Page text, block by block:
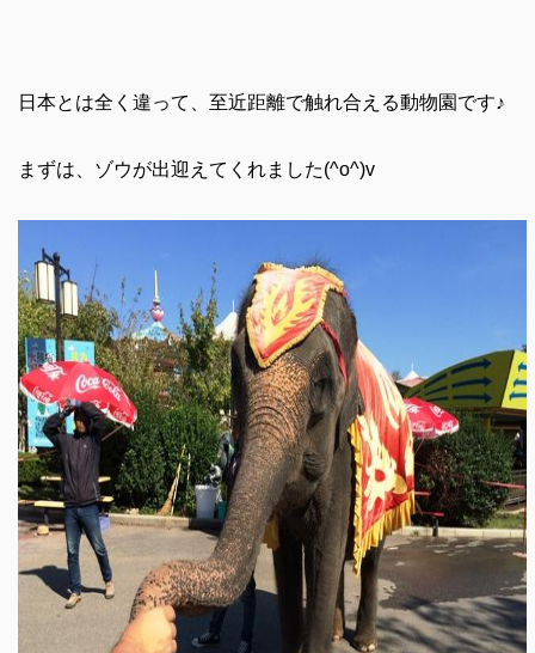
日本とは全く違って、至近距離で触れ合える動物園です♪
まずは、ゾウが出迎えてくれました(^o^)v